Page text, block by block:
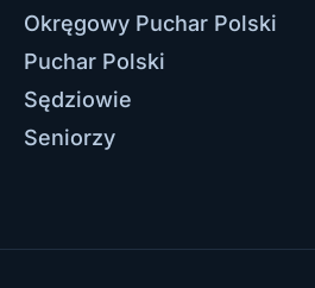
Okręgowy Puchar Polski
Puchar Polski
Sędziowie
Seniorzy